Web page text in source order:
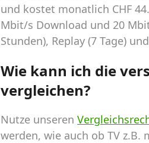
und kostet monatlich CHF
Mbit/s Download und 20
Stunden), Replay (7 Tage)
Wie kann ich die
vergleichen?
Nutze unseren
werden, wie auch ob TV